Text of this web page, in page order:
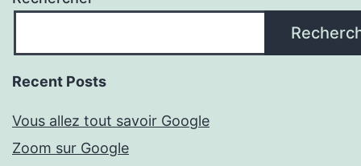
Recent Posts
Vous allez tout savoir Google
Zoom sur Google